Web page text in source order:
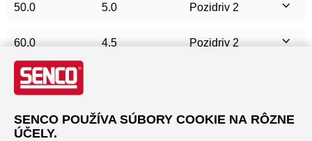
50.0 5.0 Pozidriv 2
60.0 4.5 Pozidriv 2
60.0
70.0 5.0 Pozidriv 2
SENCO POUŽÍVA SÚBORY COOKIE NA RÔZNE
ÚČELY.